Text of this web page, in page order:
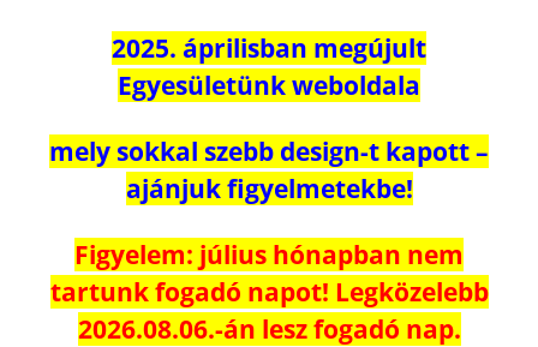
2025. áprilisban megújult
Egyesületünk weboldala
mely sokkal szebb design-t kapott –
ajánjuk figyelmetekbe!
Figyelem: július hónapban nem
tartunk fogadó napot! Legközelebb
2026.08.06.-án lesz fogadó nap.